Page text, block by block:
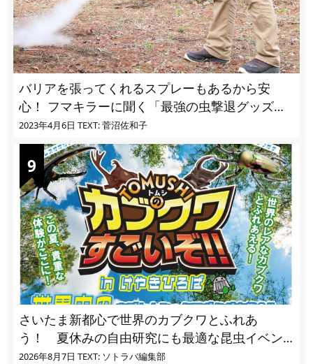
バリアを張ってくれるスプレーもあるから安
心！ フマキラーに聞く「最強の虫撃退グッズ
vol.4」【キャンプサイトで使う虫よけ】
2023年4月6日 TEXT: 菅沼佐和子
さいたま新都心で世界のカブクワとふれあ
う！ 夏休みの自由研究にも最適な昆虫イベン
ト
2026年8月7日 TEXT: ソトラバ編集部